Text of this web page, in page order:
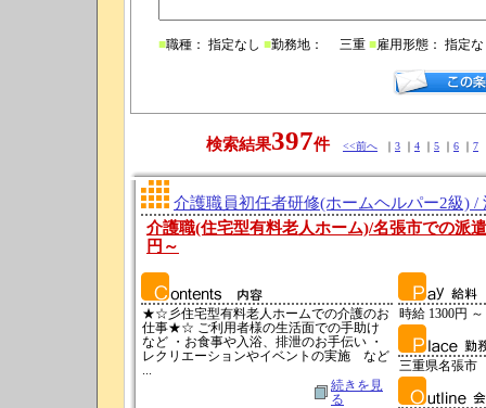
■職種： 指定なし ■勤務地： 三重 ■雇用形態： 指定
検索結果397件 <<前へ ｜ 3 ｜ 4 ｜ 5 ｜ 6 ｜ 7
介護職員初任者研修(ホームヘルパー2級) /
介護職(住宅型有料老人ホーム)/名張市での派
円～
★☆彡住宅型有料老人ホームでの介護のお
仕事★☆ ご利用者様の生活面での手助け
など ・お食事や入浴、排泄のお手伝い ・
レクリエーションやイベントの実施 など
...
続きを見
る
時給 1300円
三重県名張市